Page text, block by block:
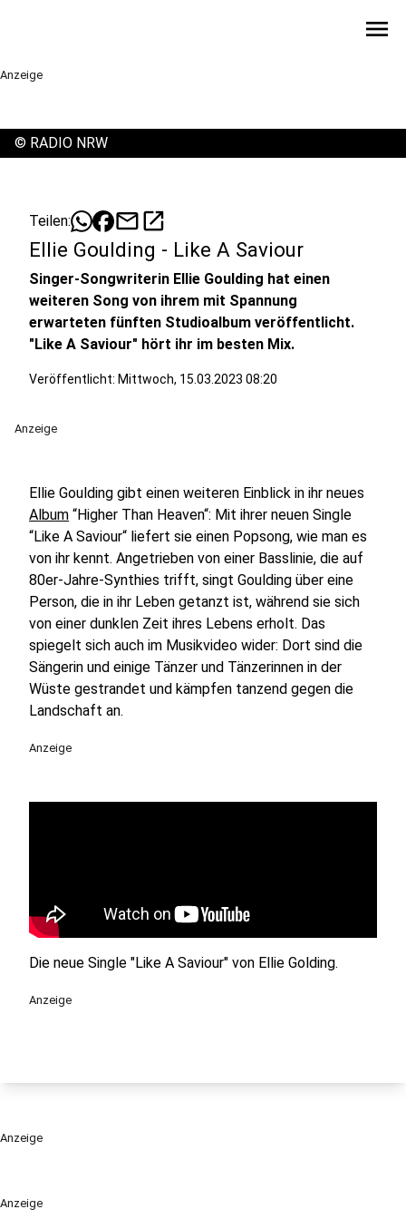
menu
Anzeige
Anzeige
© RADIO NRW
Teilen: mailopen_in_new
Ellie Goulding - Like A Saviour
Singer-Songwriterin Ellie Goulding hat einen
weiteren Song von ihrem mit Spannung
erwarteten fünften Studioalbum veröffentlicht.
"Like A Saviour" hört ihr im besten Mix.
Veröffentlicht: Mittwoch, 15.03.2023 08:20
Anzeige
Ellie Goulding gibt einen weiteren Einblick in ihr neues
Album “Higher Than Heaven“: Mit ihrer neuen Single
“Like A Saviour“ liefert sie einen Popsong, wie man es
von ihr kennt. Angetrieben von einer Basslinie, die auf
80er-Jahre-Synthies trifft, singt Goulding über eine
Person, die in ihr Leben getanzt ist, während sie sich
von einer dunklen Zeit ihres Lebens erholt. Das
spiegelt sich auch im Musikvideo wider: Dort sind die
Sängerin und einige Tänzer und Tänzerinnen in der
Wüste gestrandet und kämpfen tanzend gegen die
Landschaft an.
Anzeige
Die neue Single "Like A Saviour" von Ellie Golding.
Anzeige
Anzeige